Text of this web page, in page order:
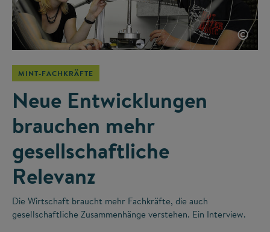
©
MINT-FACHKRÄFTE
Neue Entwicklungen
brauchen mehr
gesellschaftliche
Relevanz
Die Wirtschaft braucht mehr Fachkräfte, die auch
gesellschaftliche Zusammenhänge verstehen. Ein Interview.